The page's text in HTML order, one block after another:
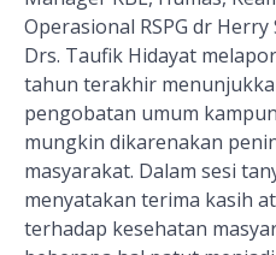
Operasional RSPG dr
Drs. Taufik Hidayat
tahun terakhir
pengobatan umum
mungkin dikarenakan
masyarakat. Dalam sesi
menyatakan terima kasih
terhadap kesehatan